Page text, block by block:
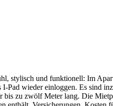
stylisch und funktionell: Im
Pad wieder einloggen. Es sind
zu zwölf Meter lang. Die